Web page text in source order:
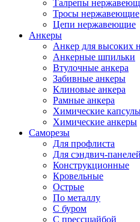
Талрепы
Тросы нержавеющие
Цепи нержавеющие
Анкеры
Анкер для высоких
Анкерные шпильки
Втулочные анкера
Забивные анкеры
Клиновые анкера
Рамные анкера
Химические
Химические анкеры
Саморезы
Для профлиста
Для сэндвич-панелей
Конструкционные
Кровельные
Острые
По металлу
С буром
С прессшайбой